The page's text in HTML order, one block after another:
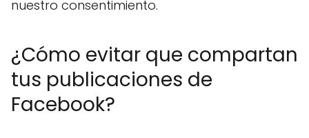
nuestro consentimiento.
¿Cómo evitar que compartan
tus publicaciones de
Facebook?